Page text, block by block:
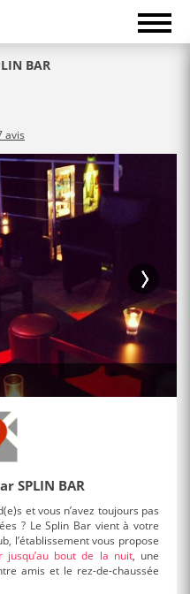
BAR
avis
SPLIN BAR
et vous n’avez toujours pas
? Le Splin Bar vient à votre
l’établissement vous propose
jusqu’au bout de la nuit, une
amis et le rez-de-chaussée